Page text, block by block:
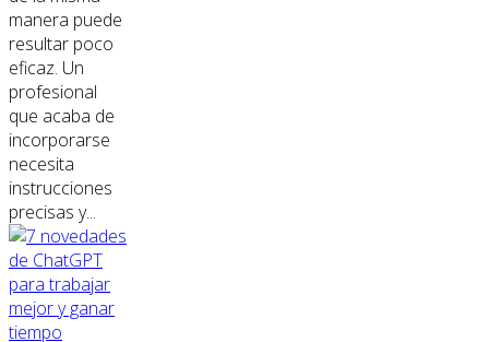
manera puede
resultar poco
eficaz. Un
profesional
que acaba de
incorporarse
necesita
instrucciones
precisas y...